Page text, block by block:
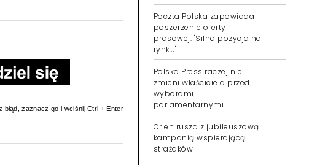
błąd, zaznacz go i wciśnij Ctrl + Enter
Poczta Polska zapowiada
poszerzenie oferty
prasowej. "Silna pozycja na
rynku"
Polska Press raczej nie
zmieni właściciela przed
wyborami
parlamentarnymi
Orlen rusza z jubileuszową
kampanią wspierającą
strażaków